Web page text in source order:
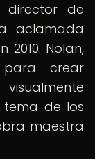
director de
aclamada
2010. Nolan,
crear
tema de los
maestra